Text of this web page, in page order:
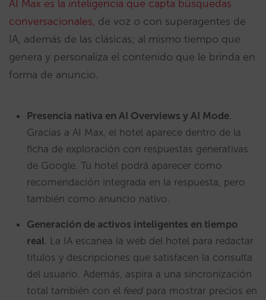
AI Max es la inteligencia que capta búsquedas
conversacionales, de voz o con superagentes de
IA, además de las clásicas; al mismo tiempo que
genera y personaliza el contenido que le brinda en
forma de anuncio.
Presencia nativa en AI Overviews y AI Mode
Gracias a AI Max, el hotel aparece dentro de la
ficha de exploración con respuestas generativas
de Google. Tu hotel podrá aparecer como
recomendación integrada en la respuesta, pero
también como anuncio nativo.
Generación de activos inteligentes en tiempo
real . La IA escanea la web del hotel para redactar
títulos y descripciones que satisfacen la consulta
del usuario. Además, aspira a una sincronización
total también con el feed para mostrar precios en